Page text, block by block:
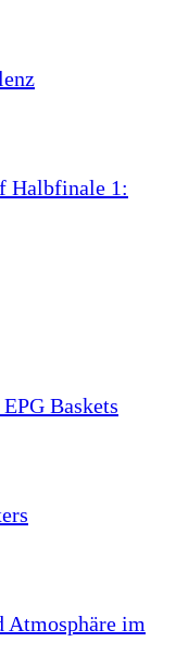
Halbfinale 1:
Baskets
Atmosphäre im